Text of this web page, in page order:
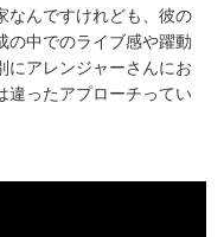
なんですけれども、彼の
の中でのライブ感や躍動
にアレンジャーさんにお
違ったアプローチってい